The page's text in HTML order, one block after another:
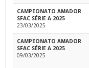
CAMPEONATO AMADOR
SFAC SÉRIE A 2025
23/03/2025
CAMPEONATO AMADOR
SFAC SÉRIE A 2025
09/03/2025